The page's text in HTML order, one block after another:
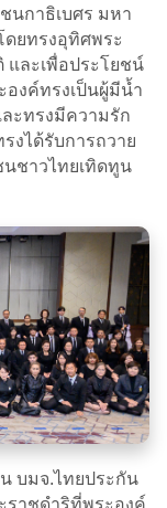
นกาธิเบศร มหา
ยทรงอุทิศพระ
และเพื่อประโยชน์
งค์ทรงเป็นผู้มีน้ำ
ะทรงมีความรัก
งได้รับการถวาย
ชาวไทยเทิดทูน
บมจ.ไทยประกัน
าชดำริที่พระองค์